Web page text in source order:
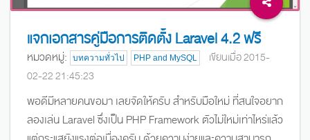
แจกเอกสารคู่มือการติดตั้ง Laravel 4.2 ฟรี
หมวดหมู่: บทความทั่วไป PHP and MySQL
เขียนเมื่อ 2015-
02-22 21:45:23
พอดีมีหลายคนขอมา เลยจัดให้ครับ สำหรับมือใหม่ ที่สนใจอยาก
ลองเล่น Laravel ซึ่งเป็น PHP Framework ตัวไม่ใหม่เท่าไหร่แล้ว